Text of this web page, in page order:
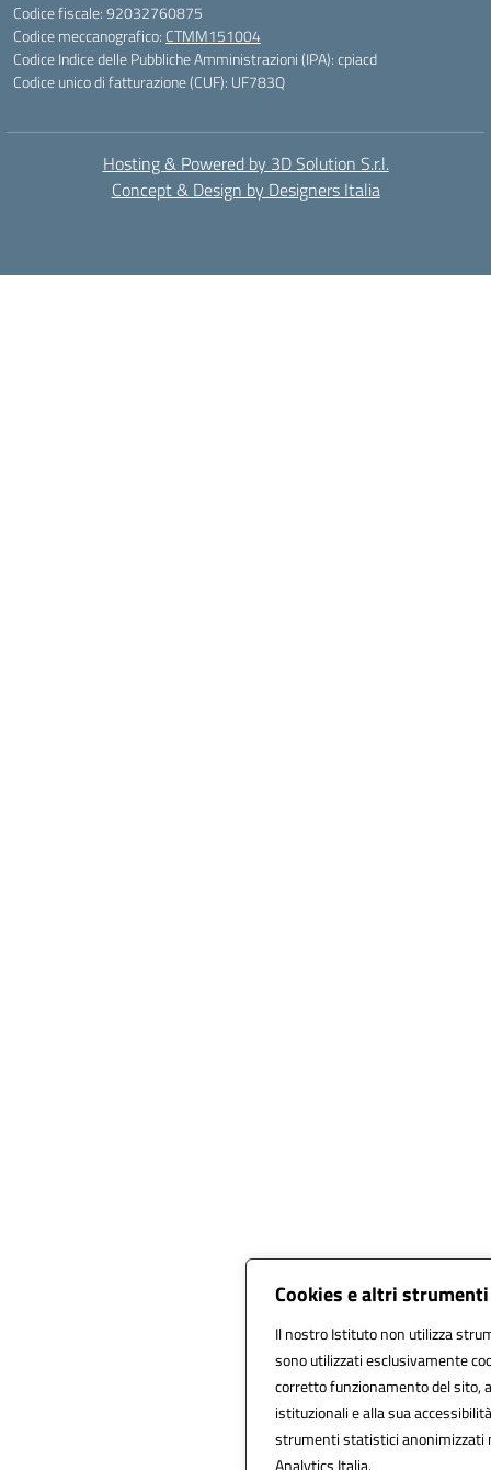
Cookies e altri
Il nostro Istituto non utilizza
sono utilizzati esclusivamente
corretto funzionamento del sito,
istituzionali e alla sua
strumenti statistici anonimizzati
Analytics Italia.
Codice fiscale: 92032760875
Codice meccanografico: CTMM151004
Codice Indice delle Pubbliche Amministrazioni (IPA): cpiacd
Codice unico di fatturazione (CUF): UF783Q
Hosting & Powered by 3D Solution S.r.l.
Concept & Design by Designers Italia